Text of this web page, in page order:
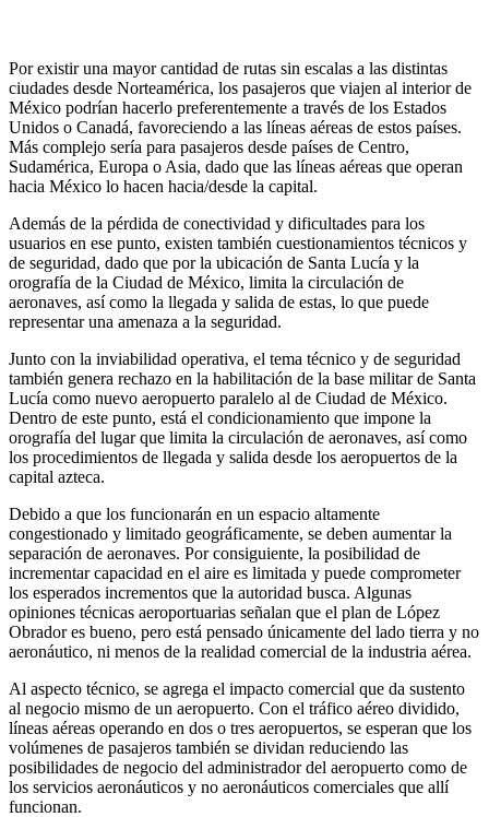
Por existir una mayor cantidad de rutas sin escalas a las distintas
ciudades desde Norteamérica, los pasajeros que viajen al interior de
México podrían hacerlo preferentemente a través de los Estados
Unidos o Canadá, favoreciendo a las líneas aéreas de estos países.
Más complejo sería para pasajeros desde países de Centro,
Sudamérica, Europa o Asia, dado que las líneas aéreas que operan
hacia México lo hacen hacia/desde la capital.
Además de la pérdida de conectividad y dificultades para los
usuarios en ese punto, existen también cuestionamientos técnicos y
de seguridad, dado que por la ubicación de Santa Lucía y la
orografía de la Ciudad de México, limita la circulación de
aeronaves, así como la llegada y salida de estas, lo que puede
representar una amenaza a la seguridad.
Junto con la inviabilidad operativa, el tema técnico y de seguridad
también genera rechazo en la habilitación de la base militar de Santa
Lucía como nuevo aeropuerto paralelo al de Ciudad de México.
Dentro de este punto, está el condicionamiento que impone la
orografía del lugar que limita la circulación de aeronaves, así como
los procedimientos de llegada y salida desde los aeropuertos de la
capital azteca.
Debido a que los funcionarán en un espacio altamente
congestionado y limitado geográficamente, se deben aumentar la
separación de aeronaves. Por consiguiente, la posibilidad de
incrementar capacidad en el aire es limitada y puede comprometer
los esperados incrementos que la autoridad busca. Algunas
opiniones técnicas aeroportuarias señalan que el plan de López
Obrador es bueno, pero está pensado únicamente del lado tierra y no
aeronáutico, ni menos de la realidad comercial de la industria aérea.
Al aspecto técnico, se agrega el impacto comercial que da sustento
al negocio mismo de un aeropuerto. Con el tráfico aéreo dividido,
líneas aéreas operando en dos o tres aeropuertos, se esperan que los
volúmenes de pasajeros también se dividan reduciendo las
posibilidades de negocio del administrador del aeropuerto como de
los servicios aeronáuticos y no aeronáuticos comerciales que allí
funcionan.